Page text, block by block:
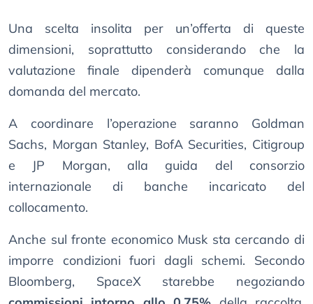
Una scelta insolita per un’offerta di queste
dimensioni, soprattutto considerando che la
valutazione finale dipenderà comunque dalla
domanda del mercato.
A coordinare l’operazione saranno Goldman
Sachs, Morgan Stanley, BofA Securities, Citigroup
e JP Morgan, alla guida del consorzio
internazionale di banche incaricato del
collocamento.
Anche sul fronte economico Musk sta cercando di
imporre condizioni fuori dagli schemi. Secondo
Bloomberg, SpaceX starebbe negoziando